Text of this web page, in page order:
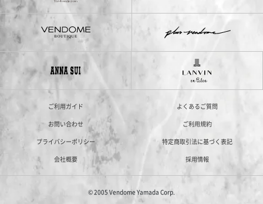
ご利用ガイド
よくあるご質問
お問い合わせ
ご利用規約
プライバシーポリシー
特定商取引法に基づく表記
会社概要
採用情報
© 2005 Vendome Yamada Corp.